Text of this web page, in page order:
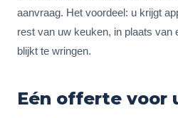
aanvraag. Het voordeel: u krijgt
rest van uw keuken, in plaats van
blijkt te wringen.
Eén offerte voor